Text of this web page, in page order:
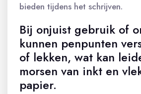
bieden tijdens het schrijven.
Bij onjuist gebruik of
kunnen penpunten
of lekken, wat kan
morsen van inkt en
papier.